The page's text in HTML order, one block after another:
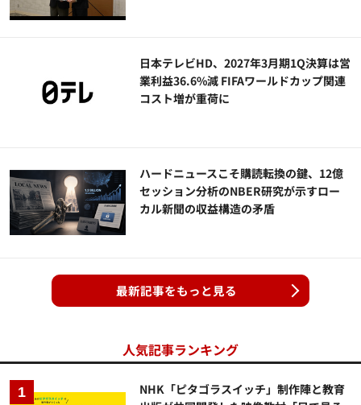
日本テレビHD、2027年3月期1Q決算は営
業利益36.6%減 FIFAワールドカップ関連
コスト増が重荷に
ハードニュースこそ購読転換の鍵、12億
セッション分析のNBER研究が示すロー
カル新聞の収益構造の矛盾
最新記事をもっと見る
人気記事ランキング
NHK「ピタゴラスイッチ」制作陣と教育